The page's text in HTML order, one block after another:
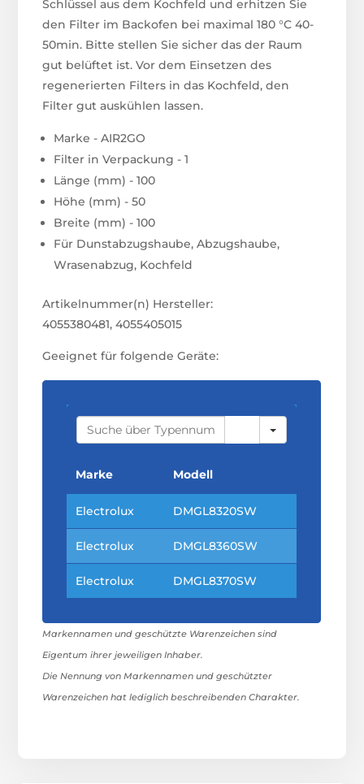
Schlüssel aus dem Kochfeld und erhitzen Sie
den Filter im Backofen bei maximal 180 °C 40-
50min. Bitte stellen Sie sicher das der Raum
gut belüftet ist. Vor dem Einsetzen des
regenerierten Filters in das Kochfeld, den
Filter gut auskühlen lassen.
Marke - AIR2GO
Filter in Verpackung - 1
Länge (mm) - 100
Höhe (mm) - 50
Breite (mm) - 100
Für Dunstabzugshaube, Abzugshaube,
Wrasenabzug, Kochfeld
Artikelnummer(n) Hersteller:
4055380481, 4055405015
Geeignet für folgende Geräte:
S
A
C
H
Marke Modell
Electrolux DMGL8320SW
Electrolux DMGL8360SW
Electrolux DMGL8370SW
Markennamen und geschützte Warenzeichen sind
Eigentum ihrer jeweiligen Inhaber.
Die Nennung von Markennamen und geschützter
Warenzeichen hat lediglich beschreibenden Charakter.